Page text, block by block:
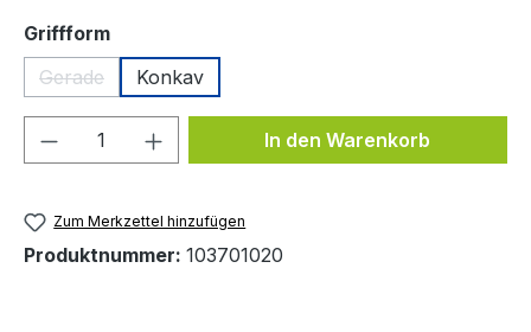
Griffformauswählen
Gerade
(Diese Option ist zurzeit nicht verfügbar.)
Konkav
Produkt Anzahl: Gib denIn den Warenkorb
Zum Merkzettel hinzufügen
Produktnummer: 103701020